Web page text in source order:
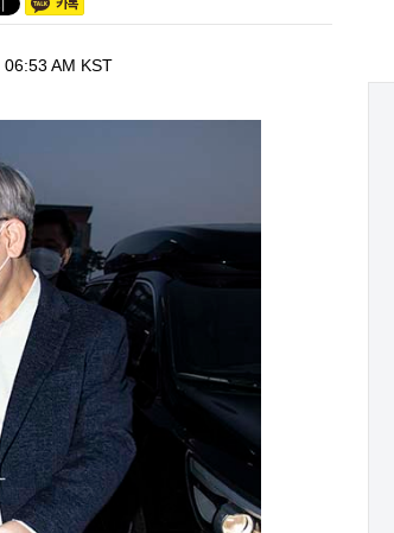
AM KST